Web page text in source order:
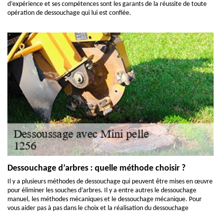
d’expérience et ses compétences sont les garants de la réussite de toute
opération de dessouchage qui lui est confiée.
Dessouchage d’arbres : quelle méthode choisir ?
Il y a plusieurs méthodes de dessouchage qui peuvent être mises en œuvre
pour éliminer les souches d’arbres. Il y a entre autres le dessouchage
manuel, les méthodes mécaniques et le dessouchage mécanique. Pour
vous aider pas à pas dans le choix et la réalisation du dessouchage